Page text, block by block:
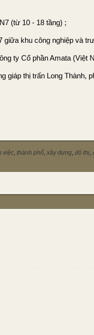
(từ 10 - 18 tầng) ;
khu công nghiệp và
ty Cổ phần Amata (Việt
giáp thị trấn Long
việc, thành phố, xây dựng, đô thị,